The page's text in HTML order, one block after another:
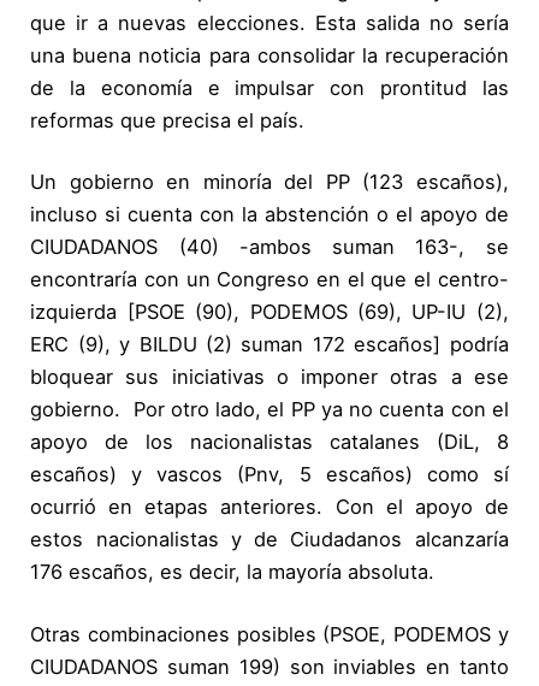
que ir a nuevas elecciones. Esta salida no sería
una buena noticia para consolidar la recuperación
de la economía e impulsar con prontitud las
reformas que precisa el país.
Un gobierno en minoría del PP (123 escaños),
incluso si cuenta con la abstención o el apoyo de
CIUDADANOS (40) -ambos suman 163-, se
encontraría con un Congreso en el que el centro-
izquierda [PSOE (90), PODEMOS (69), UP-IU (2),
ERC (9), y BILDU (2) suman 172 escaños] podría
bloquear sus iniciativas o imponer otras a ese
gobierno. Por otro lado, el PP ya no cuenta con el
apoyo de los nacionalistas catalanes (DiL, 8
escaños) y vascos (Pnv, 5 escaños) como sí
ocurrió en etapas anteriores. Con el apoyo de
estos nacionalistas y de Ciudadanos alcanzaría
176 escaños, es decir, la mayoría absoluta.
Otras combinaciones posibles (PSOE, PODEMOS y
CIUDADANOS suman 199) son inviables en tanto